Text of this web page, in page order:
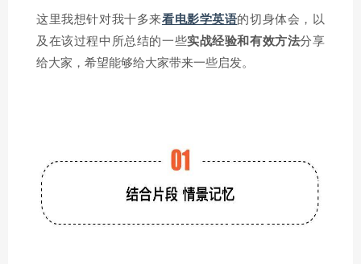
这里我想针对我十多来看电影学英语的切身体会，以
及在该过程中所总结的一些实战经验和有效方法分享
给大家，希望能够给大家带来一些启发。